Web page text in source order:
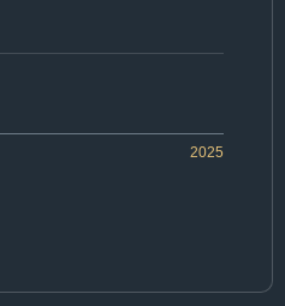
2025